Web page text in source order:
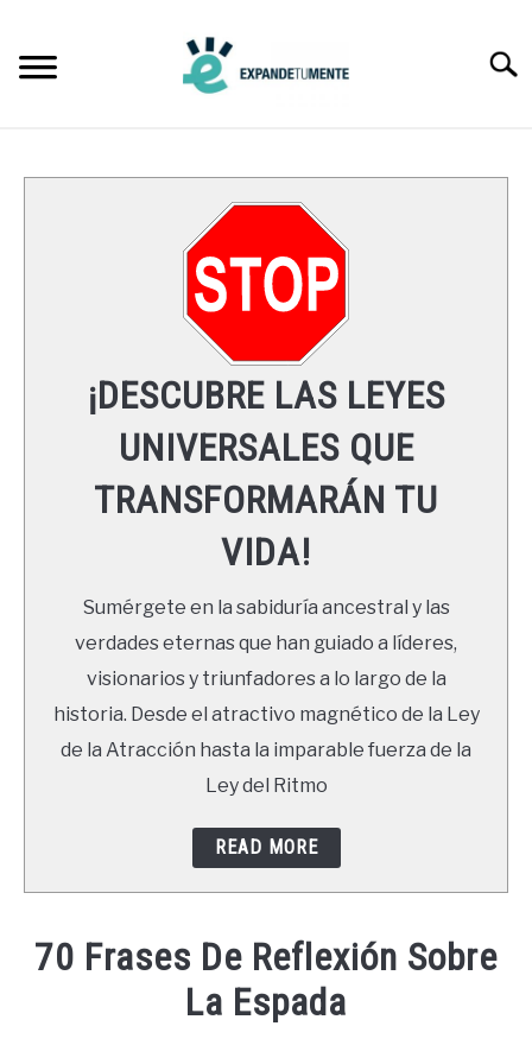
content
LEYES UNIVERSALES
RECURSOS
NEWSLETTER
¡DESCUBRE LAS LEYES
UNIVERSALES QUE
TRANSFORMARÁN TU
VIDA!
Sumérgete en la sabiduría ancestral y las
verdades eternas que han guiado a líderes,
visionarios y triunfadores a lo largo de la
historia. Desde el atractivo magnético de la Ley
de la Atracción hasta la imparable fuerza de la
Ley del Ritmo
READ MORE
70 Frases De Reflexión Sobre
La Espada